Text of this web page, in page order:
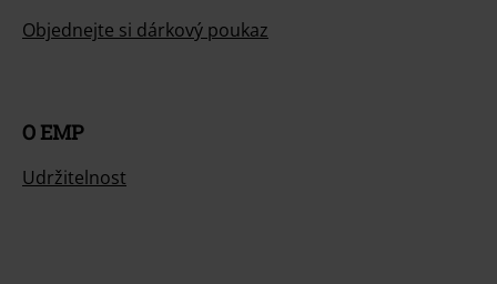
Objednejte si dárkový poukaz
O EMP
Udržitelnost